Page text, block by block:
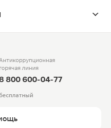
Антикоррупционная
горячая линия
800 600-04-77